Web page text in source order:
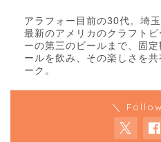
アラフォー目前の30代。埼
最新のアメリカのクラフト
ーの第三のビールまで、固
ールを飲み、その楽しさを
ーク。
＼